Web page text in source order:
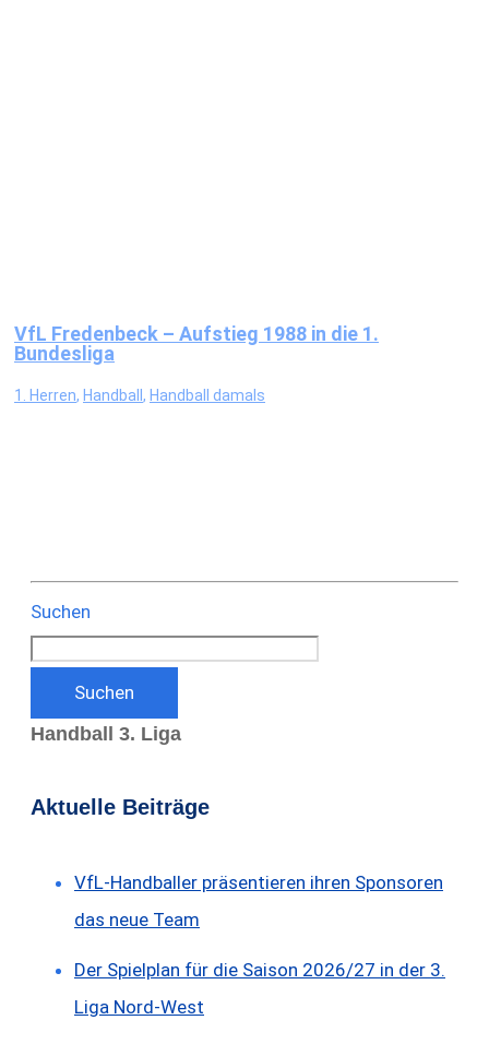
VfL Fredenbeck – Aufstieg 1988 in die 1.
Bundesliga
1. Herren, Handball, Handball damals
Suchen
Suchen
Handball 3. Liga
Aktuelle Beiträge
VfL-Handballer präsentieren ihren Sponsoren
das neue Team
Der Spielplan für die Saison 2026/27 in der 3.
Liga Nord-West